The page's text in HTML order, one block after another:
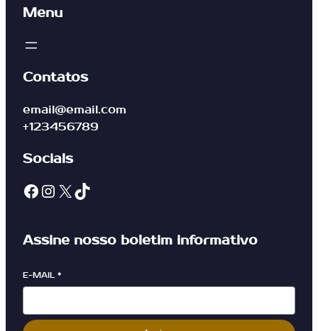
Menu
Contatos
email@email.com
+123456789
Socials
Assine nosso boletim informativo
E-MAIL *